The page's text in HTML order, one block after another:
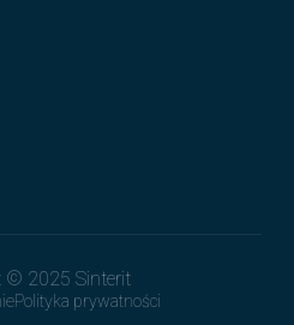
© 2025 Sinterit
Polityka prywatności